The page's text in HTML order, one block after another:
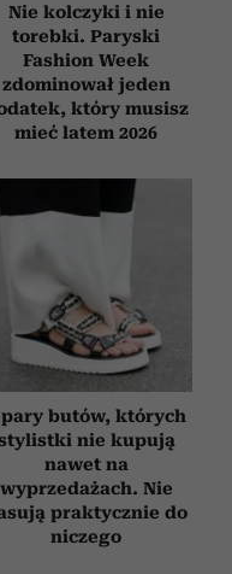
Nie kolczyki i nie
torebki. Paryski
Fashion Week
zdominował jeden
który musisz
mieć latem 2026
pary butów, których
nie kupują
nawet na
wyprzedażach. Nie
praktycznie do
niczego